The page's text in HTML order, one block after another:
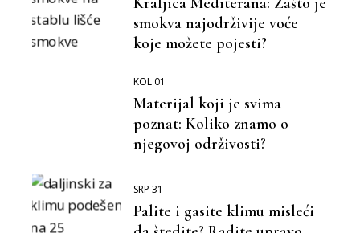
smokva najodrživije voće
koje možete pojesti?
KOL 01
Materijal koji je svima
poznat: Koliko znamo o
njegovoj održivosti?
SRP 31
Palite i gasite klimu misleći